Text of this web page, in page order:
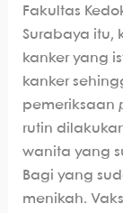
Fakultas
Surabaya itu,
kanker yang
kanker
pemeriksaan
rutin
wanita yang
Bagi yang
menikah.